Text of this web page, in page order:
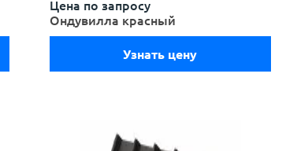
Цена по запросу
Ондувилла красный
Узнать цену